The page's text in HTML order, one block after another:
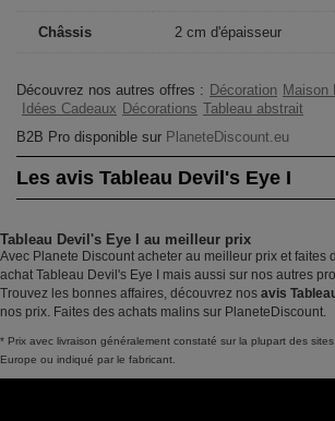
Châssis 2 cm d'épaisseur
Découvrez nos autres offres : Décoration Maison
Idées Cadeaux Décorations Tableau abstrait
B2B Pro disponible sur PlaneteDiscount.eu
Les avis Tableau Devil's Eye I
Tableau Devil's Eye I au meilleur prix
Avec Planete Discount acheter au meilleur prix et faites
achat Tableau Devil's Eye I mais aussi sur nos autres
Trouvez les bonnes affaires, découvrez nos avis
nos prix. Faites des achats malins sur PlaneteDiscount.
* Prix avec livraison généralement constaté sur la plupart des
Europe ou indiqué par le fabricant.